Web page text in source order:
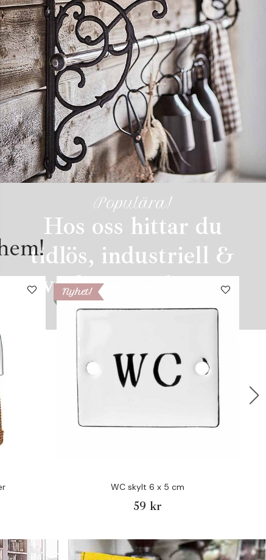
Populära!
Hos oss hittar du
tidlös, industriell &
vacker inredning!
Inspireras av våra fina konsoler!
Nyhet!
WC skylt 6 x 5 cm
59 kr